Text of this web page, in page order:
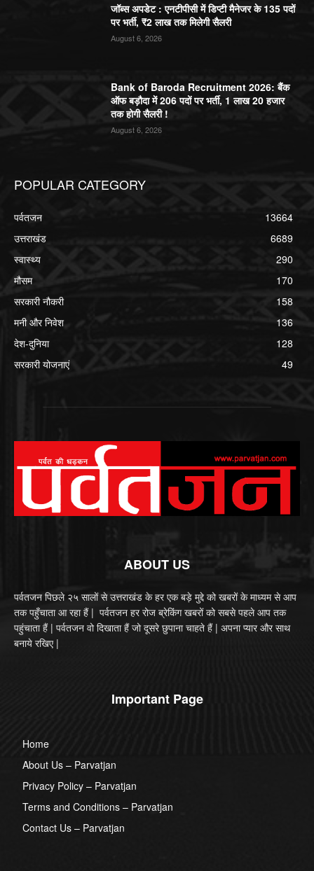
जॉब्स अपडेट : एनटीपीसी में डिप्टी मैनेजर के 135 पदों
पर भर्ती, ₹2 लाख तक मिलेगी सैलरी
August 6, 2026
Bank of Baroda Recruitment 2026: बैंक
ऑफ बड़ौदा में 206 पदों पर भर्ती, 1 लाख 20 हजार
तक होगी सैलरी !
August 6, 2026
POPULAR CATEGORY
पर्वतजन
13664
उत्तराखंड
6689
स्वास्थ्य
290
मौसम
170
सरकारी नौकरी
158
मनी और निवेश
136
देश-दुनिया
128
सरकारी योजनाएं
49
ABOUT US
पर्वतजन पिछले २५ सालों से उत्तराखंड के हर एक बड़े मुद्दे को खबरों के माध्यम से आप
तक पहुँचाता आ रहा हैं | पर्वतजन हर रोज ब्रेकिंग खबरों को सबसे पहले आप तक
पहुंचाता हैं | पर्वतजन वो दिखाता हैं जो दूसरे छुपाना चाहते हैं | अपना प्यार और साथ
बनाये रखिए |
Important Page
Home
About Us – Parvatjan
Privacy Policy – Parvatjan
Terms and Conditions – Parvatjan
Contact Us – Parvatjan